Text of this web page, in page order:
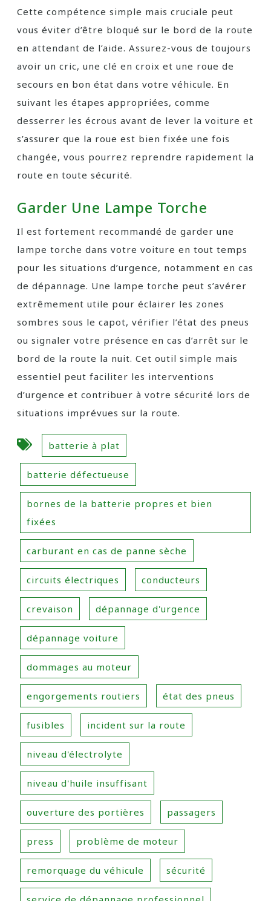
Cette compétence simple mais cruciale peut
vous éviter d’être bloqué sur le bord de la route
en attendant de l’aide. Assurez-vous de toujours
avoir un cric, une clé en croix et une roue de
secours en bon état dans votre véhicule. En
suivant les étapes appropriées, comme
desserrer les écrous avant de lever la voiture et
s’assurer que la roue est bien fixée une fois
changée, vous pourrez reprendre rapidement la
route en toute sécurité.
Garder Une Lampe Torche
Il est fortement recommandé de garder une
lampe torche dans votre voiture en tout temps
pour les situations d’urgence, notamment en cas
de dépannage. Une lampe torche peut s’avérer
extrêmement utile pour éclairer les zones
sombres sous le capot, vérifier l’état des pneus
ou signaler votre présence en cas d’arrêt sur le
bord de la route la nuit. Cet outil simple mais
essentiel peut faciliter les interventions
d’urgence et contribuer à votre sécurité lors de
situations imprévues sur la route.
batterie à plat
batterie défectueuse
bornes de la batterie propres et bien
fixées
carburant en cas de panne sèche
circuits électriques conducteurs
crevaison dépannage d'urgence
dépannage voiture
dommages au moteur
engorgements routiers état des pneus
fusibles incident sur la route
niveau d'électrolyte
niveau d'huile insuffisant
ouverture des portières passagers
press problème de moteur
remorquage du véhicule sécurité